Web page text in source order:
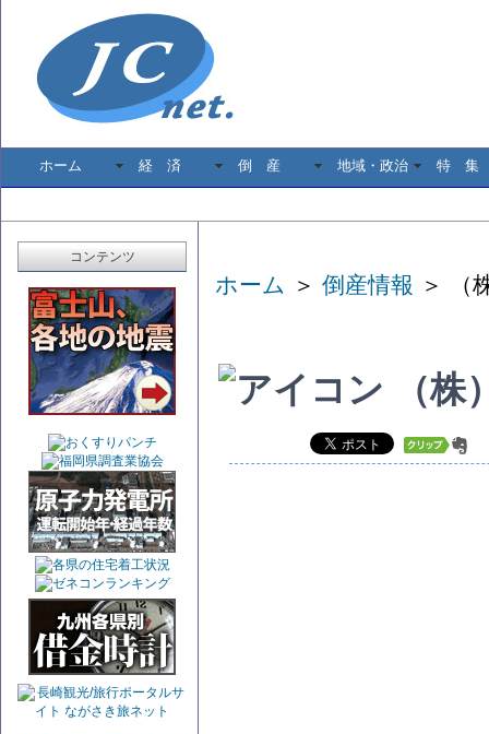
ホーム 経 済 倒 産 地域・政治 特 集
コンテンツ
ホーム ＞ 倒産情報 ＞ （
（株